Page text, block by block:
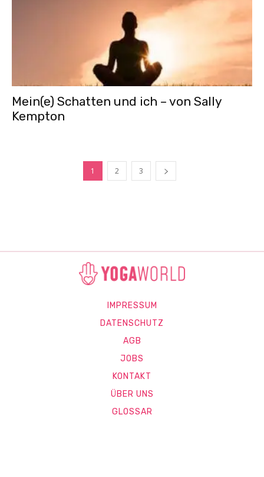
Mein(e) Schatten und ich – von Sally
Kempton
1 2 3
IMPRESSUM
DATENSCHUTZ
AGB
JOBS
KONTAKT
ÜBER UNS
GLOSSAR